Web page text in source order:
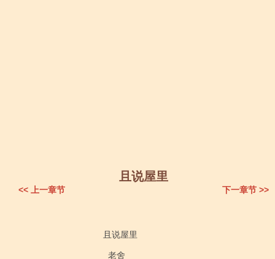
且说屋里
<< 上一章节 下一章节 >>